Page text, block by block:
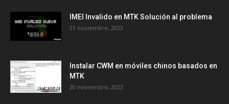
IMEI Invalido en MTK Solución al problema
21 noviembre, 2023
Instalar CWM en móviles chinos basados en
MTK
20 noviembre, 2023